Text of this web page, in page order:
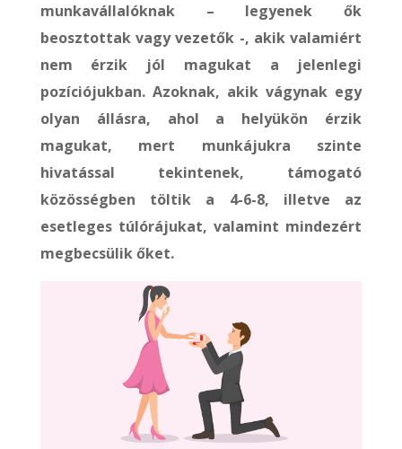
munkavállalóknak – legyenek ők
beosztottak vagy vezetők -, akik valamiért
nem érzik jól magukat a jelenlegi
pozíciójukban. Azoknak, akik vágynak egy
olyan állásra, ahol a helyükön érzik
magukat, mert munkájukra szinte
hivatással tekintenek, támogató
közösségben töltik a 4-6-8, illetve az
esetleges túlórájukat, valamint mindezért
megbecsülik őket.